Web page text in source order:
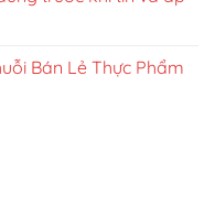
Bán Lẻ Thực Phẩm